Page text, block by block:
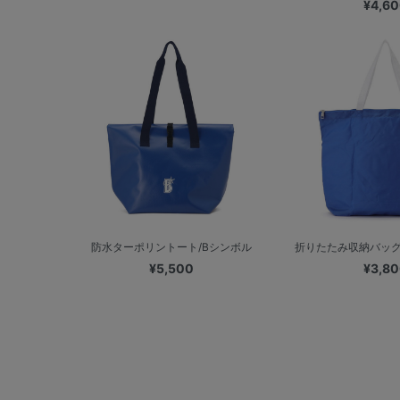
防水ターポリントート/Bシンボル
¥5,500
折りたたみ収納バッ